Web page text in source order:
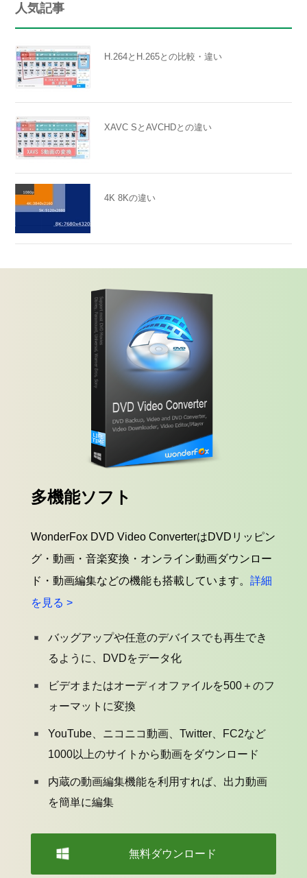
人気記事
H.264とH.265との比較・違い
XAVC SとAVCHDとの違い
4K 8Kの違い
多機能ソフト
WonderFox DVD Video ConverterはDVDリッピン
グ・動画・音楽変換・オンライン動画ダウンロー
ド・動画編集などの機能も搭載しています。 詳細
を見る >
バッグアップや任意のデバイスでも再生でき
るように、DVDをデータ化
ビデオまたはオーディオファイルを500＋のフ
ォーマットに変換
YouTube、ニコニコ動画、Twitter、FC2など
1000以上のサイトから動画をダウンロード
内蔵の動画編集機能を利用すれば、出力動画
を簡単に編集
無料ダウンロード